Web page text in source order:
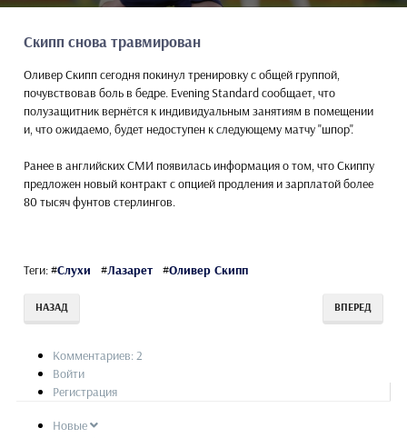
Скипп снова травмирован
Оливер Скипп сегодня покинул тренировку с общей группой,
почувствовав боль в бедре. Evening Standard сообщает, что
полузащитник вернётся к индивидуальным занятиям в помещении
и, что ожидаемо, будет недоступен к следующему матчу "шпор".
Ранее в английских СМИ появилась информация о том, что Скиппу
предложен новый контракт с опцией продления и зарплатой более
80 тысяч фунтов стерлингов.
Теги:#Слухи #Лазарет #Оливер Скипп
НАЗАД ВПЕРЕД
Комментариев: 2
Войти
Регистрация
Новые